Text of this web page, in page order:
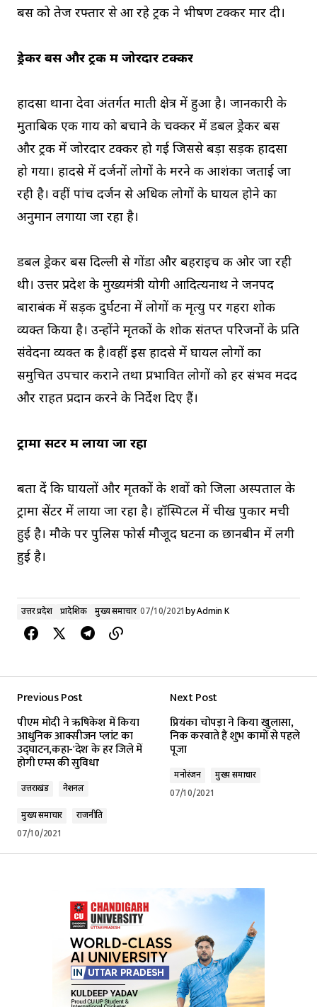
बस को तेज रफ्तार से आ रहे ट्रक ने भीषण टक्कर मार दी।
ड्रेकर बस और ट्रक में जोरदार टक्कर
हादसा थाना देवा अंतर्गत माती क्षेत्र में हुआ है। जानकारी के
मुताबिक एक गाय को बचाने के चक्कर में डबल ड्रेकर बस
और ट्रक में जोरदार टक्कर हो गई जिससे बड़ा सड़क हादसा
हो गया। हादसे में दर्जनों लोगों के मरने की आशंका जताई जा
रही है। वहीं पांच दर्जन से अधिक लोगों के घायल होने का
अनुमान लगाया जा रहा है।
डबल ड्रेकर बस दिल्ली से गोंडा और बहराइच की ओर जा रही
थी। उत्तर प्रदेश के मुख्यमंत्री योगी आदित्यनाथ ने जनपद
बाराबंकी में सड़क दुर्घटना में लोगों की मृत्यु पर गहरा शोक
व्यक्त किया है। उन्होंने मृतकों के शोक संतप्त परिजनों के प्रति
संवेदना व्यक्त की है।वहीं इस हादसे में घायल लोगों का
समुचित उपचार कराने तथा प्रभावित लोगों को हर संभव मदद
और राहत प्रदान करने के निर्देश दिए हैं।
ट्रामा सेंटर में लाया जा रहा
बता दें कि घायलों और मृतकों के शवों को जिला अस्पताल के
ट्रामा सेंटर में लाया जा रहा है। हॉस्पिटल में चीख पुकार मची
हुई है। मौके पर पुलिस फोर्स मौजूद घटना की छानबीन में लगी
हुई है।
उत्तर प्रदेश प्रादेशिक मुख्य समाचार 07/10/2021byAdmin K
Previous Post
पीएम मोदी ने ऋषिकेश में किया
आधुनिक आक्सीजन प्लांट का
उद्घाटन,कहा-'देश के हर जिले में
होगी एम्स की सुविधा'
उत्तराखंड नेशनल
मुख्य समाचार
राजनीति
07/10/2021
Next Post
प्रियंका चोपड़ा ने किया खुलासा,
निक करवाते हैं शुभ कामों से पहले
पूजा
मनोरंजन
मुख्य समाचार
07/10/2021